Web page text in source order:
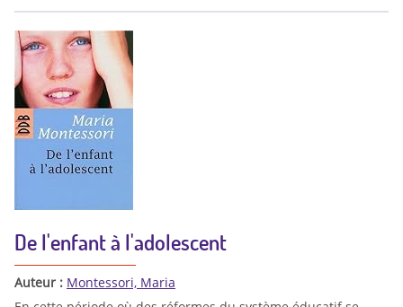
De l'enfant à l'adolescent
Auteur : Montessori, Maria